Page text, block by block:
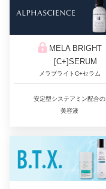
MELA BRIGHT
[C+]SERUM
メラブライトC+セラム
安定型システアミン配合の
美容液